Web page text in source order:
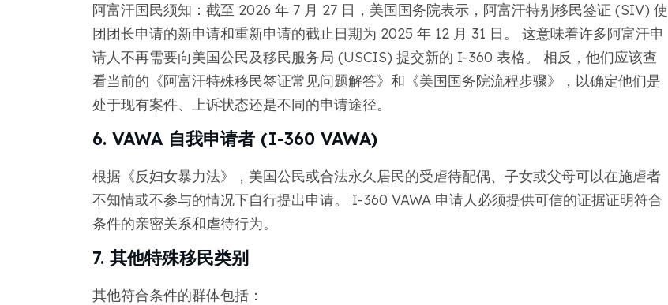
阿富汗国民须知：截至 2026 年 7 月 27 日，美国国务院表示，阿富汗特别移民签证 (SIV) 使
团团长申请的新申请和重新申请的截止日期为 2025 年 12 月 31 日。 这意味着许多阿富汗申
请人不再需要向美国公民及移民服务局 (USCIS) 提交新的 I-360 表格。 相反，他们应该查
看当前的《阿富汗特殊移民签证常见问题解答》和《美国国务院流程步骤》，以确定他们是
处于现有案件、上诉状态还是不同的申请途径。
6. VAWA 自我申请者 (I-360 VAWA)
根据《反妇女暴力法》，美国公民或合法永久居民的受虐待配偶、子女或父母可以在施虐者
不知情或不参与的情况下自行提出申请。 I-360 VAWA 申请人必须提供可信的证据证明符合
条件的亲密关系和虐待行为。
7. 其他特殊移民类别
其他符合条件的群体包括：